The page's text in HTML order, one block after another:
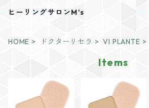
ヒーリングサロンM's
HOME ドクターリセラ VI PLANTE
Items